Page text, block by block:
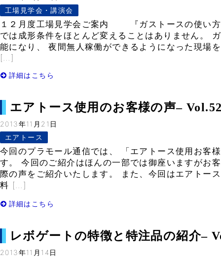
工場見学会・講演会
１２月度工場見学会ご案内 『ガストースの使い方
では成形条件をほとんど変えることはありません。
能になり、 夜間無人稼働ができるようになった現場
[…]
詳細はこちら
エアトース使用のお客様の声–
2013年11月21日
エアトース
今回のプラモール通信では、 「エアトース使用お客
す。 今回のご紹介はほんの一部では御座いますがお
際の声をご紹介いたします。 また、今回はエアトー
料 […]
詳細はこちら
レボゲートの特徴と特注品の紹介–
2013年11月14日